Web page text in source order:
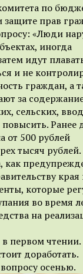
по
защите прав
«Люди
иногда
идут
и не
граждан, а
за
сельских,
повысить. Ранее
от 500 рублей
тысяч
как
края
которые
во время
на
первом чтении.
доработать.
осенью.